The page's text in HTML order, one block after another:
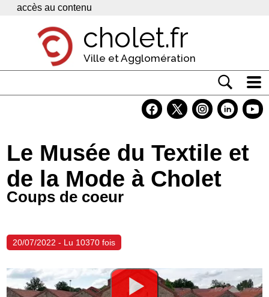
Panneau de gestion des cookies
accès au contenu
cholet.fr
Ville et Agglomération
Economie
Services
Contacts
Le Musée du Textile et
de la Mode à Cholet
Coups de coeur
20/07/2022 - Lu 10370 fois